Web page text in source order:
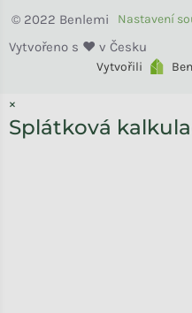
Vytvořili
Benlemi
×
Splátková